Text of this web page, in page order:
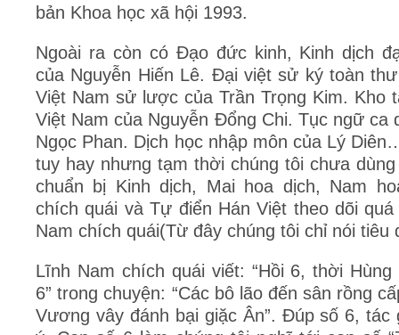
bản Khoa học xã hội 1993.
Ngoài ra còn có Đạo đức kinh, Kinh dịch
của Nguyễn Hiến Lê. Đại việt sử ký toàn
Việt Nam sử lược của Trần Trọng Kim. Kho
Việt Nam của Nguyễn Đổng Chi. Tục ngữ ca
Ngọc Phan. Dịch học nhập môn của Lý
tuy hay nhưng tạm thời chúng tôi chưa
chuẩn bị Kinh dịch, Mai hoa dịch, Nam
chích quái và Tự điển Hán Việt theo dõi
Nam chích quái(Từ đây chúng tôi chỉ nói tiêu
Lĩnh Nam chích quái viết: “Hồi 6, thời
6” trong chuyện: “Các bô lão đến sân rồng
Vương vây đánh bại giặc Ân”. Đúp số 6, tác